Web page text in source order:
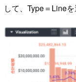
して、Type＝Lineを